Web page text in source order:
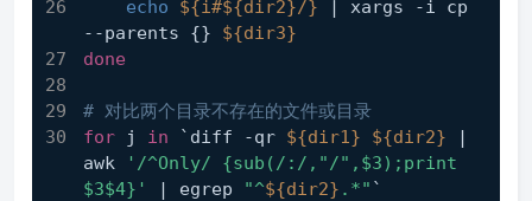
echo
${i#${dir2}/} | xargs -i cp
--parents {} ${dir3}
done
# 对比两个目录不存在的文件或目录
for j in `diff -qr ${dir1} ${dir2} |
awk
'/^Only/ {sub(/:/,"/",$3);print
$3$4}'
| egrep "^${dir2} .*" `